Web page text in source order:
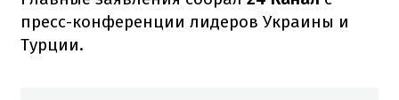
пресс-конференции лидеров Украины и
Турции.